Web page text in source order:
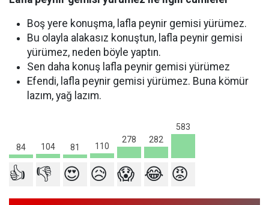
Boş yere konuşma, lafla peynir gemisi yürümez.
Bu olayla alakasız konuştun, lafla peynir gemisi
yürümez, neden böyle yaptın.
Sen daha konuş lafla peynir gemisi yürümez
Efendi, lafla peynir gemisi yürümez. Buna kömür
lazım, yağ lazım.
84 104 81 110
278 282
583
👍 👎 😍 😥 😱 😂 😡